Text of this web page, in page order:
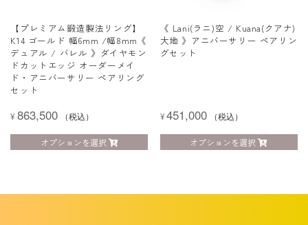
【プレミアム鍛造製法リング】
K14 ゴールド 幅6mm /幅8mm《
デュアル / バレル 》ダイヤモン
ドカットエッジ オーダーメイ
ド・アニバーサリー ペアリング
セット
¥863,500 （税込）
オプションを選択
《 Lani(ラニ)空 / Kuana(クアナ)
大地 》アニバーサリー ペアリン
グセット
¥451,000 （税込）
オプションを選択